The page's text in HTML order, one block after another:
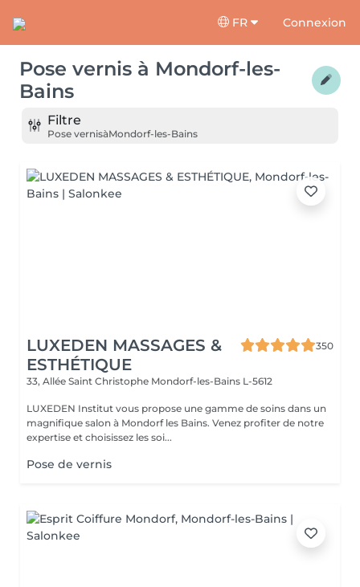
FR Connexion
Pose vernis à Mondorf-les-
Bains
Filtre
Pose vernisàMondorf-les-Bains
LUXEDEN MASSAGES &
ESTHÉTIQUE
350
33, Allée Saint Christophe Mondorf-les-Bains L-5612
LUXEDEN Institut vous propose une gamme de soins dans un
magnifique salon à Mondorf les Bains. Venez profiter de notre
expertise et choisissez les soi...
Pose de vernis